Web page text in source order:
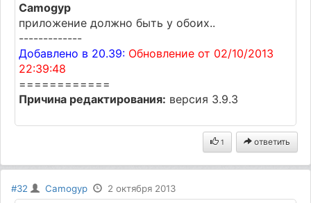
Camogyp
приложение должно быть у обоих..
-------------
Добавлено в 20.39: Обновление от 02/10/2013
22:39:48
============
Причина редактирования: версия 3.9.3
1 ответить
#32 Camogyp 2 октября 2013